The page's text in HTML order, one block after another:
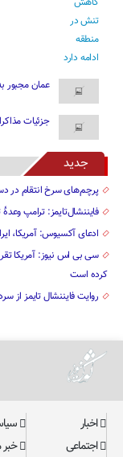
عمان مجبور
جزئیات
جدید
پرچم‌های سرخ انتقام در
فایننشال‌تایمز: ترامپ
ادعای آکسیوس: آمریکا،
سی بی اس نیوز: آمریکا
کرده است
روایت فایننشال تایمز از
اخبار
اجتماعی